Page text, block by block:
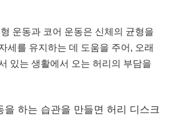
운동과 코어 운동은 신체의 균형을
세를 유지하는 데 도움을 주어, 오래
있는 생활에서 오는 허리의 부담을
을 하는 습관을 만들면 허리 디스크